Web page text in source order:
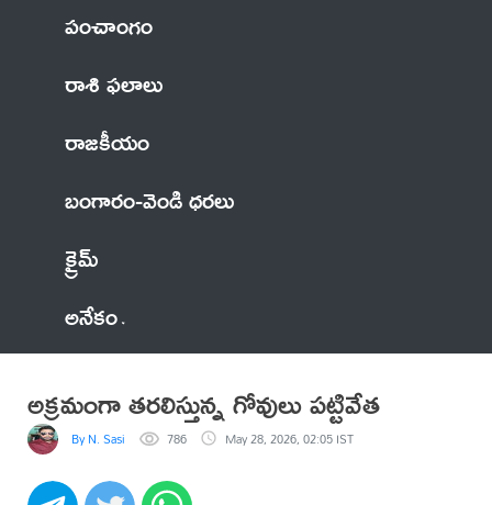
పంచాంగం
రాశి ఫలాలు
రాజకీయం
బంగారం-వెండి ధరలు
క్రైమ్
అనేకం
అక్రమంగా తరలిస్తున్న గోవులు పట్టివేత
By N. Sasi 786 May 28, 2026, 02:05 IST